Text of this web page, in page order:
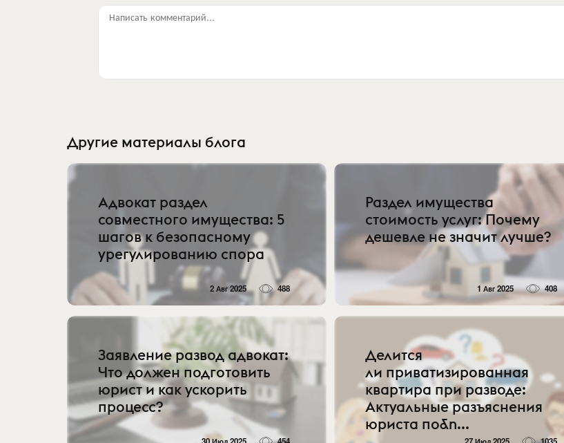
Написать комментарий...
Другие материалы блога
Адвокат раздел
совместного имущества: 5
шагов к безопасному
урегулированию спора
2 Авг 2025 488
Раздел имущества
стоимость услуг: Почему
дешевле не значит лучше?
1 Авг 2025 408
Заявление развод адвокат:
Что должен подготовить
юрист и как ускорить
процесс?
Делится
ли приватизированная
квартира при разводе:
Актуальные разъяснения
юриста по&n...